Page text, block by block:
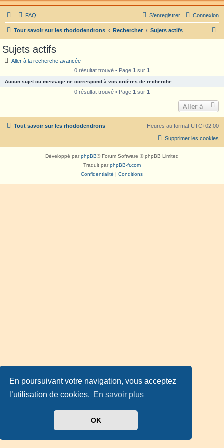
En poursuivant votre navigation, vous acceptez
l’utilisation de cookies. En savoir plus
OK
FAQ Connexion
S’enregistrer
Tout savoir sur les rhododendrons Rechercher Sujets actifs
c
e
Sujets actifs
Aller à la recherche avancée
0 résultat trouvé • Page 1 sur 1
Aucun sujet ou message ne correspond à vos critères de recherche.
0 résultat trouvé • Page 1 sur 1
Aller à
Tout savoir sur les rhododendrons Heures au format UTC+02:00
Supprimer les cookies
Développé parphpBB® Forum Software © phpBB Limited
Traduit parphpBB-fr.com
Confidentialité | Conditions